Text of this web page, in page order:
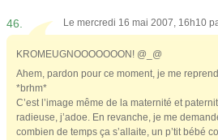
46. Le mercredi 16 mai 2007, 16h10
KROMEUGNOOOOOOON! @_@
Ahem, pardon pour ce moment, je me
*brhm*
C’est l’image même de la maternité et
radieuse, j’adoe. En revanche, je me
combien de temps ça s’allaite, un p’tit bébé